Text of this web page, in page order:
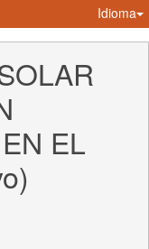
Idioma
EL